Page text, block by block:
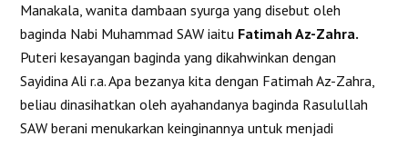
Manakala, wanita dambaan syurga yang disebut oleh
baginda Nabi Muhammad SAW iaitu Fatimah Az-Zahra.
Puteri kesayangan baginda yang dikahwinkan dengan
Sayidina Ali r.a. Apa bezanya kita dengan Fatimah Az-Zahra,
beliau dinasihatkan oleh ayahandanya baginda Rasulullah
SAW berani menukarkan keinginannya untuk menjadi